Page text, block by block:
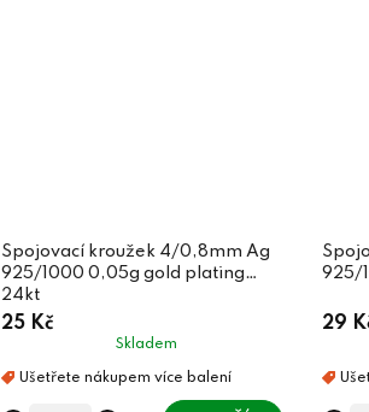
Spojovací kroužek 4/0,8mm Ag
925/1000 0,05g gold plating
24kt
25 Kč
Skladem
925/
29